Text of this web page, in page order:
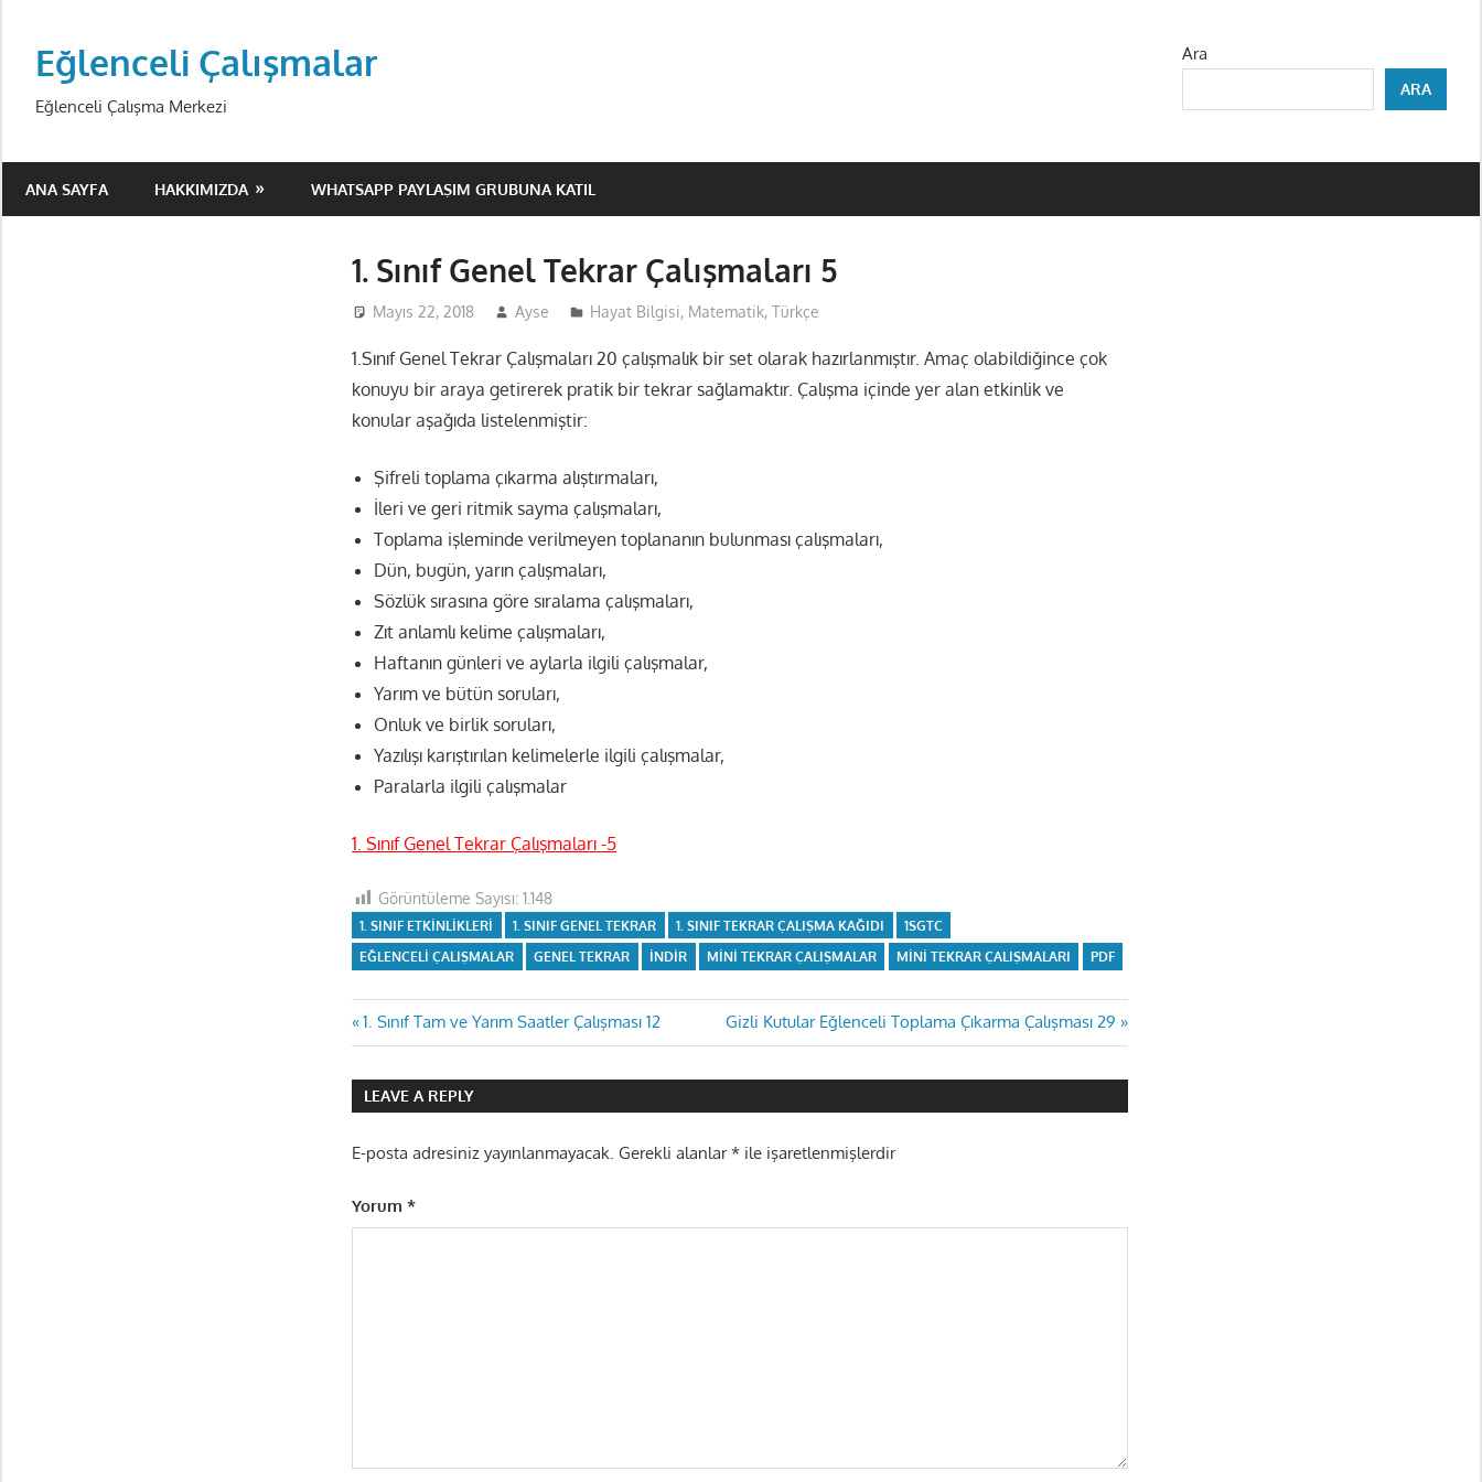
contentEğlenceli Çalışmalar
Eğlenceli Çalışma Merkezi
Ara
ARA
ANA SAYFA HAKKIMIZDA WHATSAPP PAYLAŞIM GRUBUNA KATIL
1. Sınıf Genel Tekrar Çalışmaları 5
Mayıs 22, 2018 Ayse Hayat Bilgisi, Matematik, Türkçe
1.Sınıf Genel Tekrar Çalışmaları 20 çalışmalık bir set olarak hazırlanmıştır. Amaç olabildiğince çok
konuyu bir araya getirerek pratik bir tekrar sağlamaktır. Çalışma içinde yer alan etkinlik ve
konular aşağıda listelenmiştir:
Şifreli toplama çıkarma alıştırmaları,
İleri ve geri ritmik sayma çalışmaları,
Toplama işleminde verilmeyen toplananın bulunması çalışmaları,
Dün, bugün, yarın çalışmaları,
Sözlük sırasına göre sıralama çalışmaları,
Zıt anlamlı kelime çalışmaları,
Haftanın günleri ve aylarla ilgili çalışmalar,
Yarım ve bütün soruları,
Onluk ve birlik soruları,
Yazılışı karıştırılan kelimelerle ilgili çalışmalar,
Paralarla ilgili çalışmalar
1. Sınıf Genel Tekrar Çalışmaları -5
Görüntüleme Sayısı: 1.148
1. SINIF ETKINLIKLERI 1. SINIF GENEL TEKRAR 1. SINIF TEKRAR ÇALIŞMA KAĞIDI
1SGTC
EĞLENCELI ÇALIŞMALAR
GENEL TEKRAR INDIR MINI TEKRAR ÇALIŞMALAR MINI TEKRAR ÇALIŞMALARI PDF
Yazı
gezinmesi
Previous
Post:
1. Sınıf Tam ve Yarım Saatler Çalışması 12
Next
Post:
Gizli Kutular Eğlenceli Toplama Çıkarma Çalışması 29
LEAVE A REPLY
E-posta adresiniz yayınlanmayacak. Gerekli alanlar* ile işaretlenmişlerdir
Yorum*